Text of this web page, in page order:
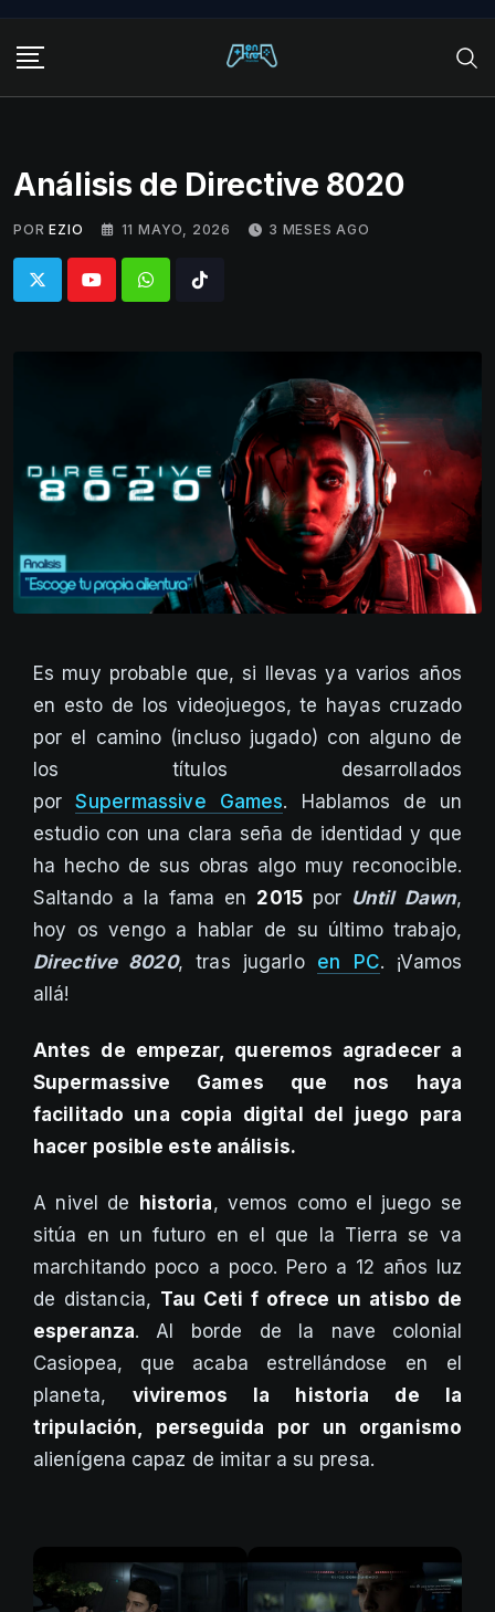
content
Análisis de Directive 8020
POR EZIO 11 MAYO, 2026 3 MESES AGO
WhatsappTiktok
Es muy probable que, si llevas ya varios años
en esto de los videojuegos, te hayas cruzado
por el camino (incluso jugado) con alguno de
los títulos desarrollados
porSupermassive Games. Hablamos de un
estudio con una clara seña de identidad y que
ha hecho de sus obras algo muy reconocible.
Saltando a la fama en 2015por Until Dawn,
hoy os vengo a hablar de su último trabajo,
Directive 8020, tras jugarlo en PC. ¡Vamos
allá!
Antes de empezar, queremos agradecer a
Supermassive Games que nos haya
facilitado una copia digital del juego para
hacer posible este análisis.
A nivel de historia, vemos como el juego se
sitúa en un futuro en el que la Tierra se va
marchitando poco a poco. Pero a 12 años luz
de distancia, Tau Ceti f ofrece un atisbo de
esperanza. Al borde de la nave colonial
Casiopea, que acaba estrellándose en el
planeta, viviremos la historia de la
tripulación, perseguida por un organismo
alienígena capaz de imitar a su presa.